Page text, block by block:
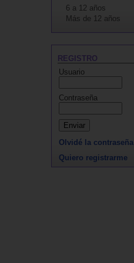
6 a 12 años
Más de 12 años
REGISTRO
Usuario
Contraseña
Olvidé la contraseña
Quiero registrarme